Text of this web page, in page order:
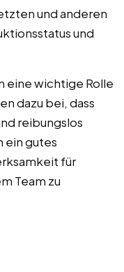
und anderen
und
eine wichtige Rolle
dazu bei, dass
reibungslos
ein gutes
für
Team zu